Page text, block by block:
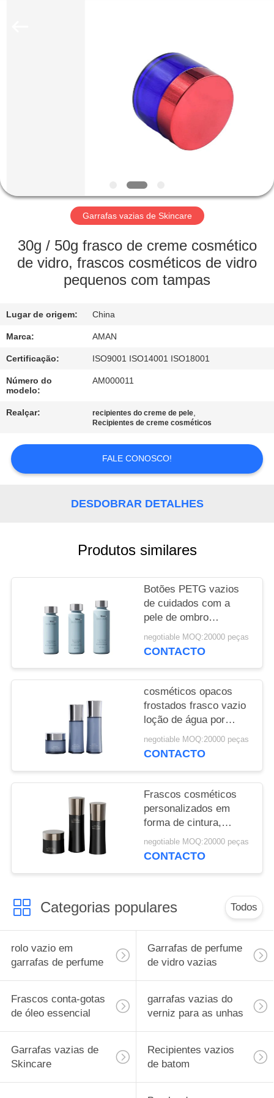
ESPETÁCULO
VR
SOBRE
NÓS
À
FÁBRICA
CONTROLE
DE
QUALIDADE
CONTACTE-
NOS
COTAÇÃO
MAPA
PRIVACY
POLICY
Garrafas vazias de Skincare
30g / 50g frasco de creme cosmético
de vidro, frascos cosméticos de vidro
pequenos com tampas
Lugar de origem: China
Marca: AMAN
Certificação: ISO9001 ISO14001 ISO18001
Número do
modelo:
AM000011
Realçar: recipientes do creme de pele,
Recipientes de creme cosméticos
FALE CONOSCO!
DESDOBRAR DETALHES
Produtos similares
Botões PETG vazios
de cuidados com a
pele de ombro
inclinado para marcas
high-end com
20 000 MOQ
negotiable MOQ:20000 peças
CONTACTO
cosméticos opacos
frostados frasco vazio
loção de água por
atacado creme de
cintura dedicado frasco
negotiable MOQ:20000 peças
CONTACTO
Frascos cosméticos
personalizados em
forma de cintura,
frascos opacos de
PETG, embalagem
negotiable MOQ:20000 peças
CONTACTO
Categorias populares Todos
rolo vazio em
garrafas de perfume
Garrafas de perfume
de vidro vazias
Frascos conta-gotas
de óleo essencial
garrafas vazias do
verniz para as unhas
Garrafas vazias de
Skincare
Recipientes vazios
de batom